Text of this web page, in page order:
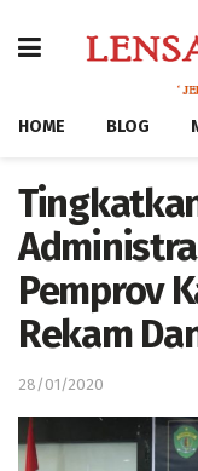
HOME BLOG
Pemprov
Rekam
28/01/2020